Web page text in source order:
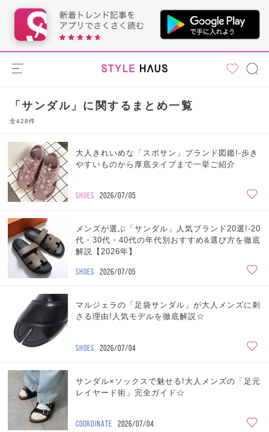
「サンダル」に関するまとめ一覧
全428件
大人きれいめな「スポサン」ブランド図鑑!-歩き
やすいものから厚底タイプまで一挙ご紹介
SHOES 2026/07/05
メンズが選ぶ「サンダル」人気ブランド20選!-20
代・30代・40代の年代別おすすめ&選び方を徹底
解説【2026年】
SHOES 2026/07/05
マルジェラの「足袋サンダル」が大人メンズに刺
さる理由!人気モデルを徹底解説☆
SHOES 2026/07/04
サンダル×ソックスで魅せる!大人メンズの「足元
レイヤード術」完全ガイド☆
COORDINATE 2026/07/04